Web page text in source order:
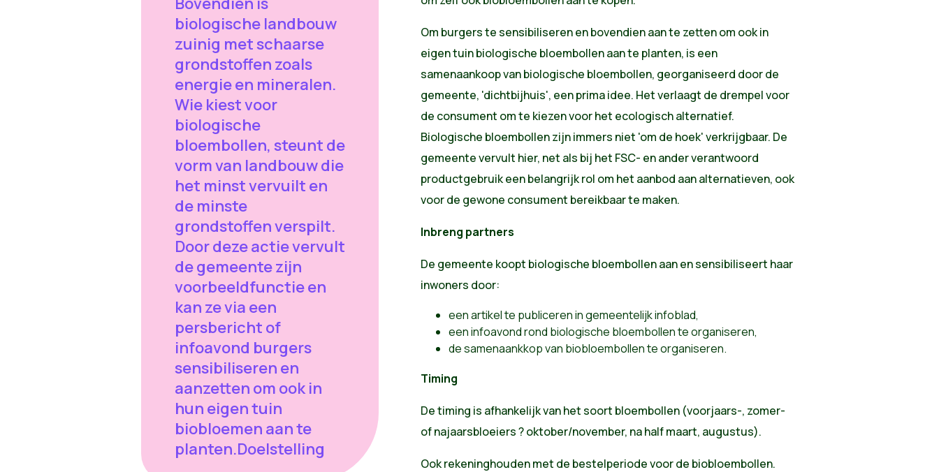
biologische landbouw
zuinig met schaarse
grondstoffen zoals
energie en mineralen.
Wie kiest voor
biologische
bloembollen, steunt de
vorm van landbouw die
het minst vervuilt en
de minste
grondstoffen verspilt.
Door deze actie vervult
de gemeente zijn
voorbeeldfunctie en
kan ze via een
persbericht of
infoavond burgers
sensibiliseren en
aanzetten om ook in
hun eigen tuin
biobloemen aan te
planten.Doelstelling
Om burgers te sensibiliseren en bovendien aan te zetten om ook in
eigen tuin biologische bloembollen aan te planten, is een
samenaankoop van biologische bloembollen, georganiseerd door de
gemeente, 'dichtbijhuis', een prima idee. Het verlaagt de drempel voor
de consument om te kiezen voor het ecologisch alternatief.
Biologische bloembollen zijn immers niet 'om de hoek' verkrijgbaar. De
gemeente vervult hier, net als bij het FSC- en ander verantwoord
productgebruik een belangrijk rol om het aanbod aan alternatieven, ook
voor de gewone consument bereikbaar te maken.
Inbreng partners
De gemeente koopt biologische bloembollen aan en sensibiliseert haar
inwoners door:
een artikel te publiceren in gemeentelijk infoblad,
een infoavond rond biologische bloembollen te organiseren,
de samenaankkop van biobloembollen te organiseren.
Timing
De timing is afhankelijk van het soort bloembollen (voorjaars-, zomer-
of najaarsbloeiers ? oktober/november, na half maart, augustus).
Ook rekeninghouden met de bestelperiode voor de biobloembollen.